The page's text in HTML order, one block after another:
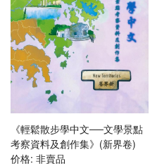
《輕鬆散步學中文──文學景點
考察資料及創作集》(新界卷)
价格: 非賣品